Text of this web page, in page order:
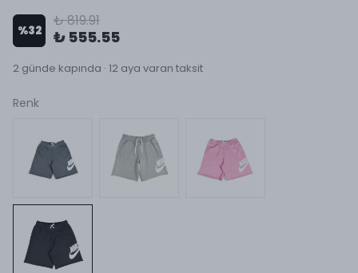
%32
₺ 819.91
₺ 555.55
2 günde kapında · 12 aya varan taksit
Renk